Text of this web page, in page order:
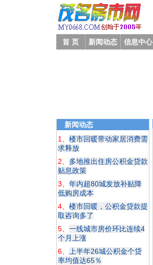
首 页 新闻动态 信息中心
新闻动态
1、 楼市回暖带动家居消费需
求释放
2、 多地推出住房公积金贷款
贴息政策
3、 年内超80城发放补贴降
低购房成本
4、 楼市回暖，公积金贷款提
取咨询多了
5、 一线城市房价环比连续4
个月上涨
6、
上半年26城公积金个贷
率均值达65％